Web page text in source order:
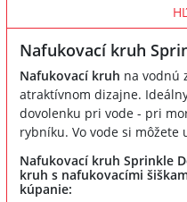
Nafukovací kruh
Nafukovací kruh na vodnú
atraktívnom dizajne.
dovolenku pri vode - pri
rybníku. Vo vode si môžete
Nafukovací kruh Sprinkle
kruh s nafukovacími
kúpanie: